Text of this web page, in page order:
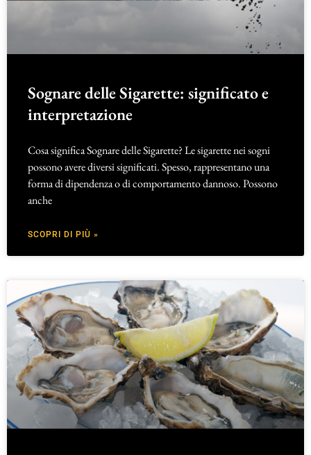
Sognare delle Sigarette: significato e
interpretazione
Cosa significa Sognare delle Sigarette? Le sigarette nei sogni
possono avere diversi significati. Spesso, rappresentano una
forma di dipendenza o di comportamento dannoso. Possono
anche
SCOPRI DI PIÙ »